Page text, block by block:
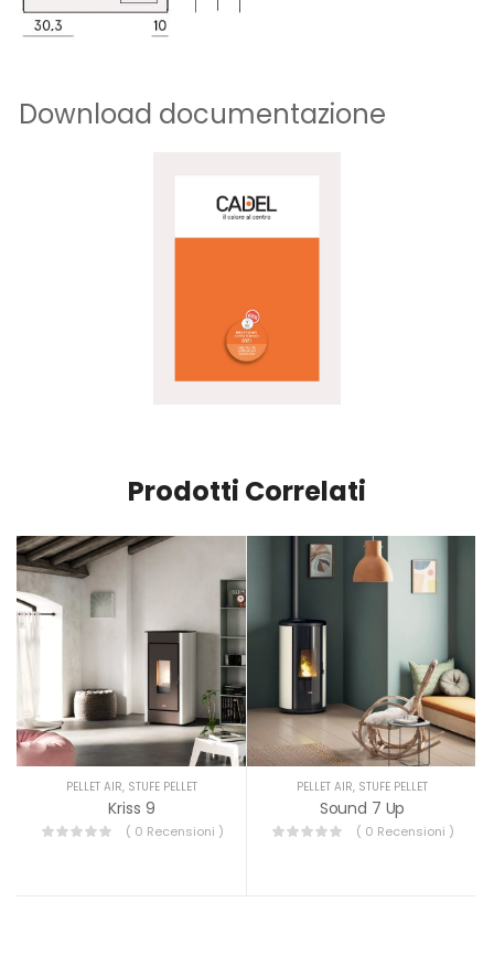
Download documentazione
Prodotti Correlati
PELLET AIR, STUFE PELLET
Kriss 9
( 0 Recensioni )
PELLET AIR, STUFE PELLET
Sound 7 Up
( 0 Recensioni )